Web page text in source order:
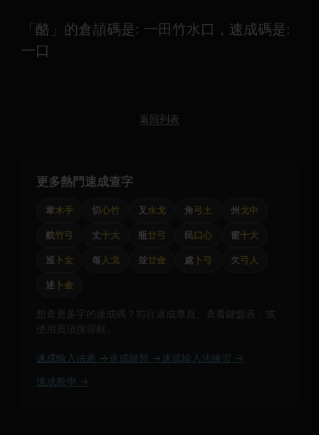
「酪」的倉頡碼是: 一田竹水口，速成碼是:
一口
返回列表
更多熱門速成查字
韋木手 切心竹 叉 水戈 角弓土 州 戈中
航竹弓 丈十大 瓶廿弓 民口心 窗十大
巡 卜女 每人戈 並廿金 處 卜弓 欠弓人
述 卜金
想查更多字的速成碼？前往速成專頁、查看鍵盤表，或
使用頁頂搜尋框。
速成輸入法表 → 速成鍵盤 → 速成輸入法練習 →
速成教學 →